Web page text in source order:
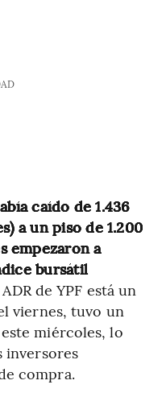
caído de 1.436
a un piso de 1.200
empezaron a
bursátil
de YPF está un
viernes, tuvo un
miércoles, lo
inversores
compra.